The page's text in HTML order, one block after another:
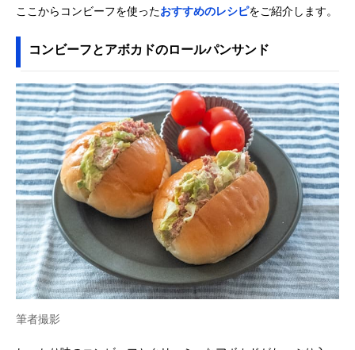
ここからコンビーフを使ったおすすめのレシピをご紹介します。
コンビーフとアボカドのロールパンサンド
筆者撮影